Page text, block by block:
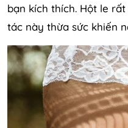
bạn kích thích. Hột le
tác này thừa sức khiến